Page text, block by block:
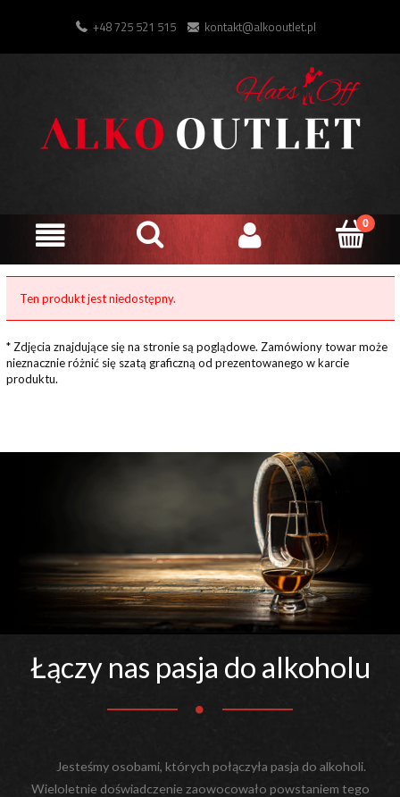
+48 725 521 515 kontakt@alkooutlet.pl
Ten produkt jest niedostępny.
* Zdjęcia znajdujące się na stronie są poglądowe. Zamówiony towar może
nieznacznie różnić się szatą graficzną od prezentowanego w karcie
produktu.
Łączy nas pasja do alkoholu
Jesteśmy osobami, których połączyła pasja do alkoholi.
Wieloletnie doświadczenie zaowocowało powstaniem tego